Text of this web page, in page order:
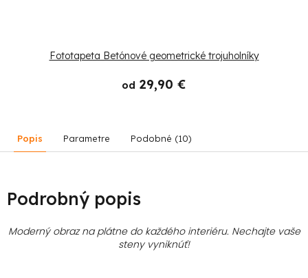
Fototapeta Betónové geometrické trojuholníky
od 29,90 €
Popis Parametre Podobné (10)
Podrobný popis
Moderný obraz na plátne do každého interiéru. Nechajte vaše
steny vyniknúť!